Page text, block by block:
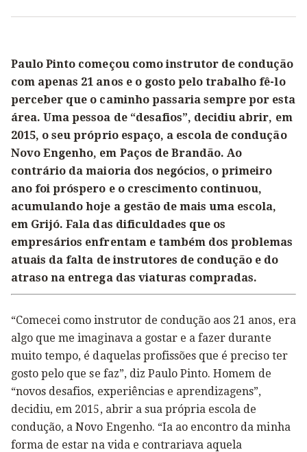
Paulo Pinto começou como instrutor de condução
com apenas 21 anos e o gosto pelo trabalho fê-lo
perceber que o caminho passaria sempre por esta
área. Uma pessoa de “desafios”, decidiu abrir, em
2015, o seu próprio espaço, a escola de condução
Novo Engenho, em Paços de Brandão. Ao
contrário da maioria dos negócios, o primeiro
ano foi próspero e o crescimento continuou,
acumulando hoje a gestão de mais uma escola,
em Grijó. Fala das dificuldades que os
empresários enfrentam e também dos problemas
atuais da falta de instrutores de condução e do
atraso na entrega das viaturas compradas.
“Comecei como instrutor de condução aos 21 anos, era
algo que me imaginava a gostar e a fazer durante
muito tempo, é daquelas profissões que é preciso ter
gosto pelo que se faz”, diz Paulo Pinto. Homem de
“novos desafios, experiências e aprendizagens”,
decidiu, em 2015, abrir a sua própria escola de
condução, a Novo Engenho. “Ia ao encontro da minha
forma de estar na vida e contrariava aquela